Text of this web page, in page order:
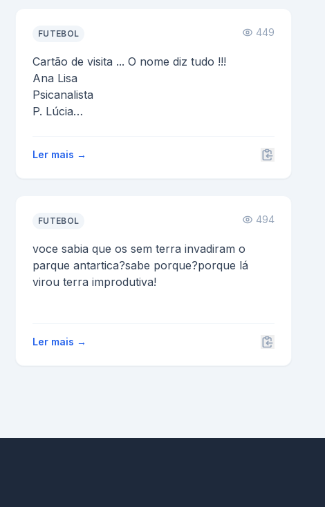
FUTEBOL 449
Cartão de visita ... O nome diz tudo !!!
Ana Lisa
Psicanalista
P. Lúcia
Fabricante de Cuecas
Ler mais →
FUTEBOL 494
voce sabia que os sem terra invadiram o
parque antartica?sabe porque?porque lá
virou terra improdutiva!
Ler mais →